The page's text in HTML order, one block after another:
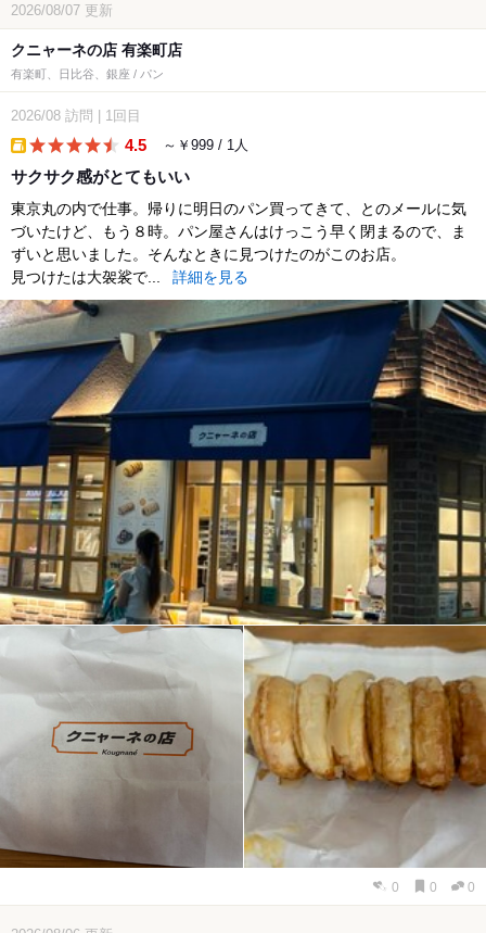
2026/08/07 更新
クニャーネの店 有楽町店
有楽町、日比谷、銀座 / パン
2026/08 訪問 1回目
4.5 ～￥999 / 1人
サクサク感がとてもいい
東京丸の内で仕事。帰りに明日のパン買ってきて、とのメールに気
づいたけど、もう８時。パン屋さんはけっこう早く閉まるので、ま
ずいと思いました。そんなときに見つけたのがこのお店。
見つけたは大袈裟で...
詳細を見る
0 0 0